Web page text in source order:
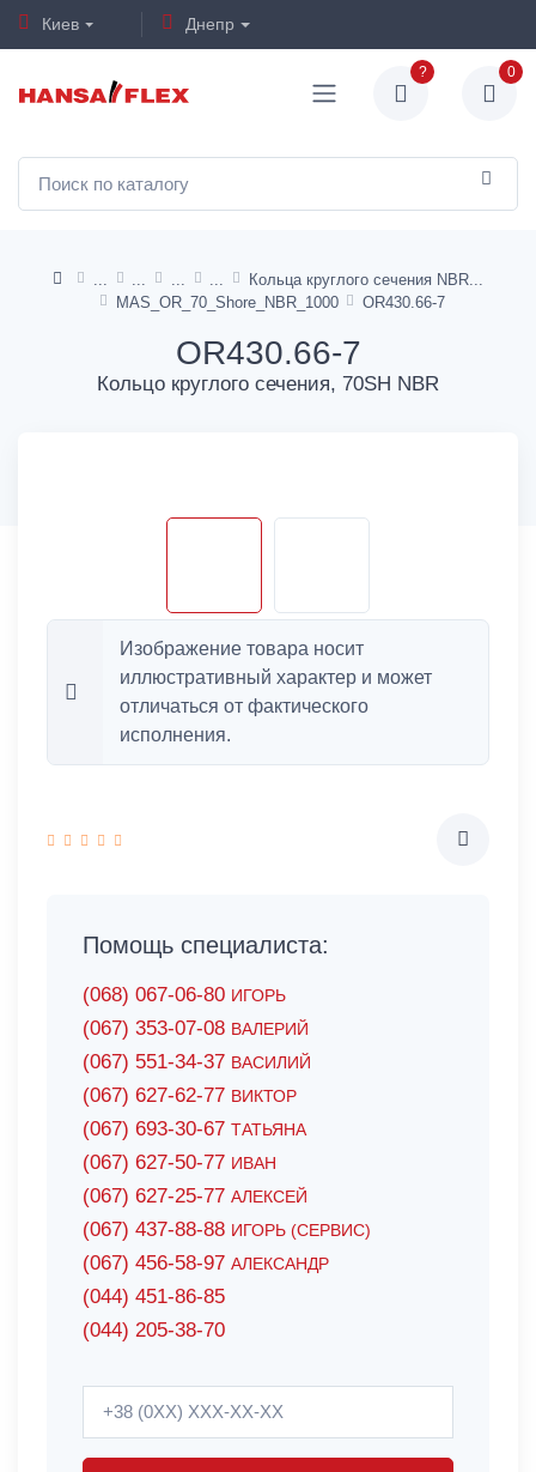
Киев Днепр
? 0
Кольца круглого сечения NBR
MAS_OR_70_Shore_NBR_1000
OR430.66-7
OR430.66-7
Кольцо круглого сечения, 70SH NBR
Изображение товара носит
иллюстративный характер и может
отличаться от фактического
исполнения.
Помощь специалиста:
(068) 067-06-80 ИГОРЬ
(067) 353-07-08 ВАЛЕРИЙ
(067) 551-34-37 ВАСИЛИЙ
(067) 627-62-77 ВИКТОР
(067) 693-30-67 ТАТЬЯНА
(067) 627-50-77 ИВАН
(067) 627-25-77 АЛЕКСЕЙ
(067) 437-88-88 ИГОРЬ (СЕРВИС)
(067) 456-58-97 АЛЕКСАНДР
(044) 451-86-85
(044) 205-38-70